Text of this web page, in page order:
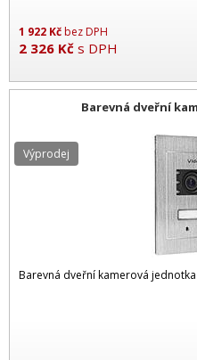
1 922 Kčbez DPH
2 326 Kč s DPH
Barevná dveřní
Barevná dveřní kamerová jednotka
Výprodej